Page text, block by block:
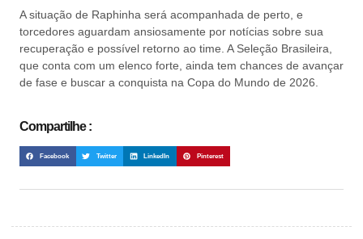
A situação de Raphinha será acompanhada de perto, e
torcedores aguardam ansiosamente por notícias sobre sua
recuperação e possível retorno ao time. A Seleção Brasileira,
que conta com um elenco forte, ainda tem chances de avançar
de fase e buscar a conquista na Copa do Mundo de 2026.
Compartilhe :
Facebook Twitter LinkedIn Pinterest